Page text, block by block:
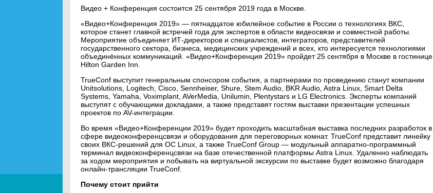
Видео + Конференция состоится 25 сентября 2019 года в Москве.
«Видео+Конференция 2019» — пятнадцатое юбилейное событие в России о технологиях ВКС,
которое станет главной встречей года для экспертов в области видеосвязи и совместной работы.
Мероприятие объединяет ИТ-директоров и специалистов, интеграторов, представителей
государственного сектора, бизнеса, медицинских учреждений и всех, кто интересуется технологиями
объединённых коммуникаций. «Видео+Конференция 2019» пройдет 25 сентября в Москве в гостинице
Hilton Garden Inn.
TrueConf выступит генеральным спонсором события, а партнерами по проведению станут компании
Unitsolutions, Logitech, Cisco, Sennheiser, Shure, Stem Audio, BKR Audio, Astra Linux, Smart Delta
Systems, Yamaha, Voximplant, AVerMedia, Unilumin, Plentystars и LG Electronics. Эксперты компаний
выступят с обучающими докладами, а также представят гостям выставки презентации успешных
проектов по AV-интеграции.
Во время «Видео+Конференции 2019» будет проходить масштабная выставка последних разработок в
сфере видеоконференцсвязи и оборудования для переговорных комнат. TrueConf представит линейку
своих ВКС-решений для ОС Linux, а также TrueConf Group — модульный аппаратно-программный
терминал видеоконференцсвязи на базе отечественной платформы Astra Linux. Удаленно наблюдать
за ходом мероприятия и побывать на виртуальной экскурсии по выставке будет возможно благодаря
онлайн-трансляции TrueConf.
Почему стоит прийти